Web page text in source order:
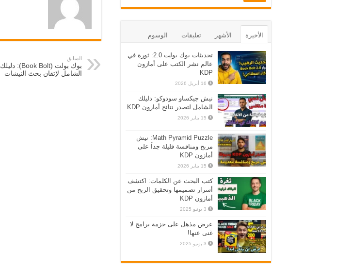
السابق
بوك بولت (Book Bolt): دليلك
الشامل لإتقان بحث النيشات
الأخيرة الأشهر تعليقات الوسوم
تحديثات بوك بولت 2.0: ثورة في
عالم نشر الكتب على أمازون
KDP
16 أبريل 2026
نيش جيكساو سودوكو: دليلك
الشامل لتصدر نتائج أمازون KDP
15 يناير 2026
Math Pyramid Puzzle: نيش
مربح ومنافسة قليلة جداً على
أمازون KDP
15 يناير 2026
كتب البحث عن الكلمات: اكتشف
أسرار تصميمها وتحقيق الربح من
أمازون KDP
3 يونيو 2025
عرض مذهل على حزمة برامج لا
غنى عنها!
3 يونيو 2025